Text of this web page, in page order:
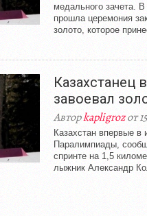
медального зачета.
прошла церемония
золото, которое
Казахстанец
завоевал
Авторkapligrozот
Казахстан впервые в
Паралимпиады,
спринте на 1,5
лыжник Александр